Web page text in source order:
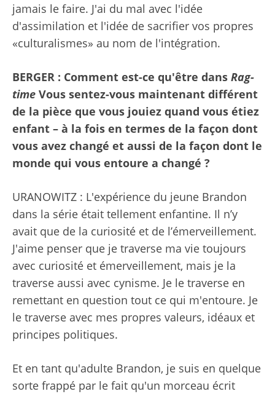
jamais le faire. J'ai du mal avec l'idée
d'assimilation et l'idée de sacrifier vos propres
«culturalismes» au nom de l'intégration.
BERGER : Comment est-ce qu'être dans Rag-
time Vous sentez-vous maintenant différent
de la pièce que vous jouiez quand vous étiez
enfant – à la fois en termes de la façon dont
vous avez changé et aussi de la façon dont le
monde qui vous entoure a changé ?
URANOWITZ : L'expérience du jeune Brandon
dans la série était tellement enfantine. Il n’y
avait que de la curiosité et de l’émerveillement.
J'aime penser que je traverse ma vie toujours
avec curiosité et émerveillement, mais je la
traverse aussi avec cynisme. Je le traverse en
remettant en question tout ce qui m'entoure. Je
le traverse avec mes propres valeurs, idéaux et
principes politiques.
Et en tant qu'adulte Brandon, je suis en quelque
sorte frappé par le fait qu'un morceau écrit